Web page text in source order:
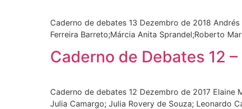
Caderno de debates 13 Dezembro de 2018
Ferreira Barreto;Márcia Anita Sprandel;Roberto
Caderno de Debates 12
Caderno de debates 12 Dezembro de 2017
Julia Camargo; Julia Rovery de Souza; Leonardo